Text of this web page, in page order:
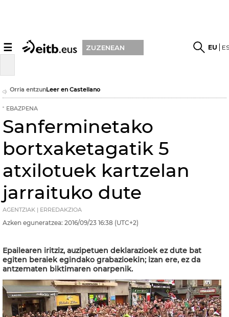
☰ ZUZENEAN EU
Orria entzunLeer en Castellano
EBAZPENA
Sanferminetako
bortxaketagatik 5
atxilotuek kartzelan
jarraituko dute
AGENTZIAK | ERREDAKZIOA
Azken eguneratzea: 2016/09/23 16:38 (UTC+2)
Epailearen iritziz, auzipetuen deklarazioek ez dute bat
egiten beraiek egindako grabazioekin; izan ere, ez da
antzematen biktimaren onarpenik.